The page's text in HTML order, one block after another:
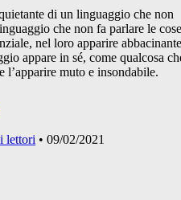
di un linguaggio che non
che non fa parlare le
nel loro apparire
appare in sé, come qualcosa
l’apparire muto e insondabile.
lettori • 09/02/2021